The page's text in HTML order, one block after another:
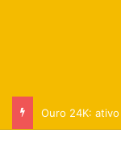
Ouro 24K: